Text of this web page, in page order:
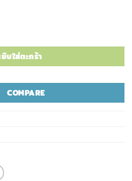
รุ่น Thumb Drive ชิ้น
บใส่ตะกร้า
COMPARE